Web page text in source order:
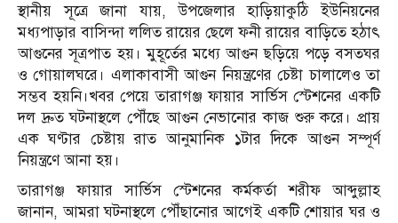
স্থানীয় সূত্রে জানা যায়, উপজেলার হাড়িয়াকুঠি ইউনিয়নের
মধ্যপাড়ার বাসিন্দা ললিত রায়ের ছেলে ফনী রায়ের বাড়িতে হঠাৎ
আগুনের সূত্রপাত হয়। মুহূর্তের মধ্যে আগুন ছড়িয়ে পড়ে বসতঘর
ও গোয়ালঘরে। এলাকাবাসী আগুন নিয়ন্ত্রণের চেষ্টা চালালেও তা
সম্ভব হয়নি।খবর পেয়ে তারাগঞ্জ ফায়ার সার্ভিস স্টেশনের একটি
দল দ্রুত ঘটনাস্থলে পৌঁছে আগুন নেভানোর কাজ শুরু করে। প্রায়
এক ঘণ্টার চেষ্টায় রাত আনুমানিক ১টার দিকে আগুন সম্পূর্ণ
নিয়ন্ত্রণে আনা হয়।
তারাগঞ্জ ফায়ার সার্ভিস স্টেশনের কর্মকর্তা শরীফ আব্দুল্লাহ
জানান, আমরা ঘটনাস্থলে পৌঁছানোর আগেই একটি শোয়ার ঘর ও